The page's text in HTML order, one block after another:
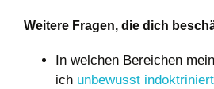
Weitere Fragen, die dich
In welchen Bereichen
ich unbewusst indoktriniert